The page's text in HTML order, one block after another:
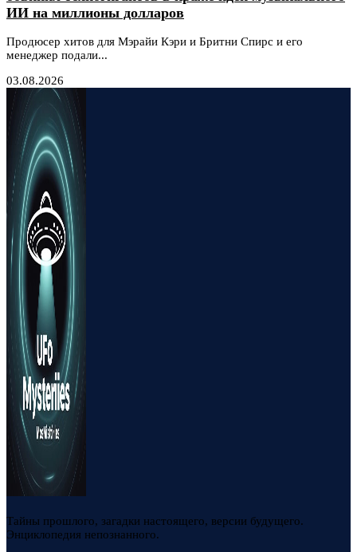
ИИ на миллионы долларов
Продюсер хитов для Мэрайи Кэри и Бритни Спирс и его
менеджер подали...
03.08.2026
Тайны прошлого, загадки настоящего, версии будущего.
Энциклопедия непознанного.